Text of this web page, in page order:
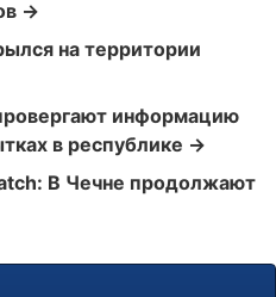
→
на территории
информацию
в республике →
В Чечне продолжают